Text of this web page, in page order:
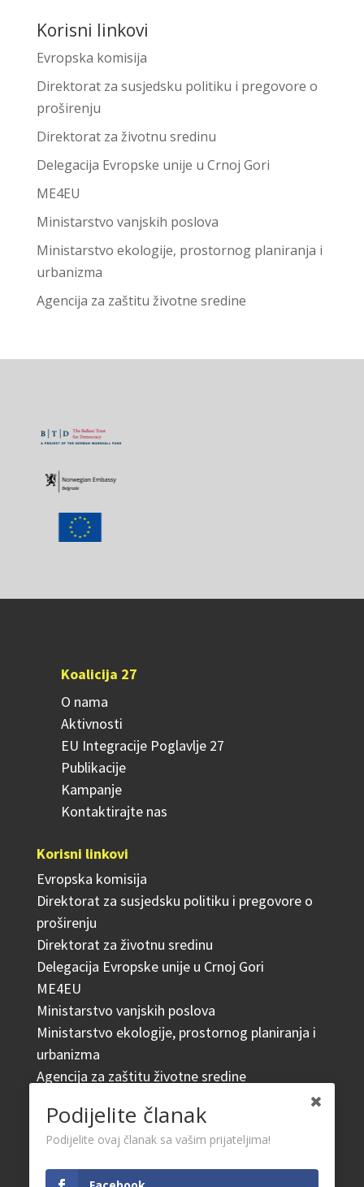
Korisni linkovi
Evropska komisija
Direktorat za susjedsku politiku i pregovore o
proširenju
Direktorat za životnu sredinu
Delegacija Evropske unije u Crnoj Gori
ME4EU
Ministarstvo vanjskih poslova
Ministarstvo ekologije, prostornog planiranja i
urbanizma
Agencija za zaštitu životne sredine
Koalicija 27
O nama
Aktivnosti
EU Integracije Poglavlje 27
Publikacije
Kampanje
Kontaktirajte nas
Korisni linkovi
Evropska komisija
Direktorat za susjedsku politiku i pregovore o
proširenju
Direktorat za životnu sredinu
Delegacija Evropske unije u Crnoj Gori
ME4EU
Ministarstvo vanjskih poslova
Ministarstvo ekologije, prostornog planiranja i
urbanizma
Agencija za zaštitu životne sredine
Relevantni propisi
Domaće zakonodavstvo
EU Direktive
Podijelite članak
Podijelite ovaj članak sa vašim prijateljima!